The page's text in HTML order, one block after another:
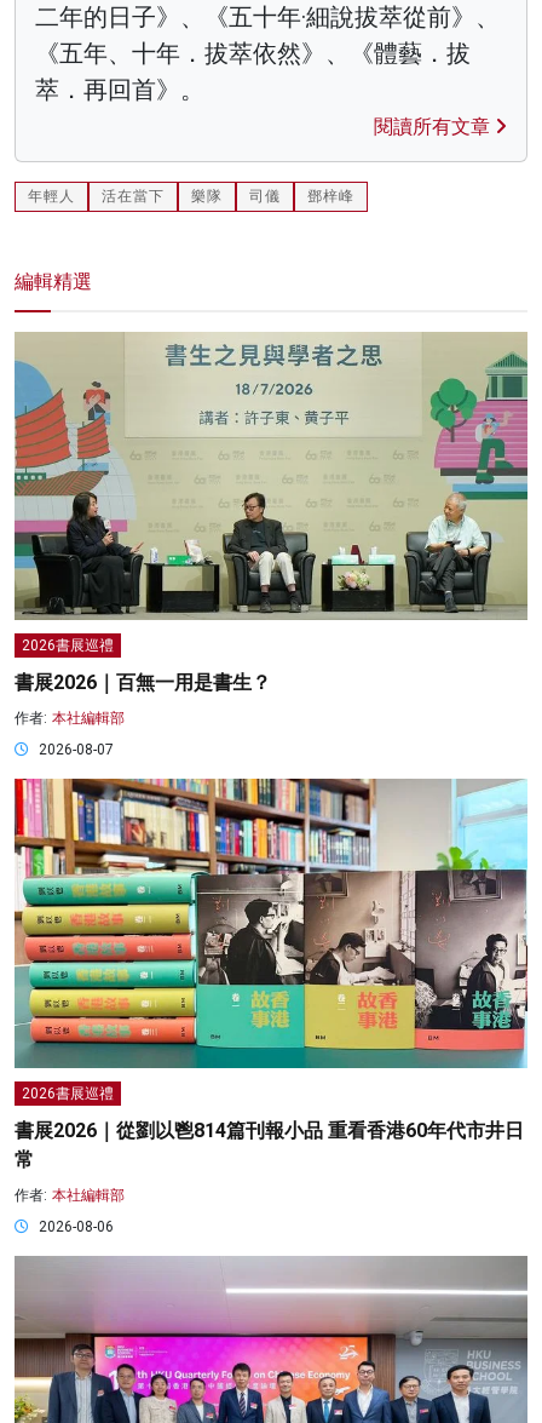
二年的日子》、《五十年·細說拔萃從前》、
《五年、十年．拔萃依然》、《體藝．拔
萃．再回首》。
閱讀所有文章
年輕人 活在當下 樂隊 司儀 鄧梓峰
編輯精選
2026書展巡禮
書展2026｜百無一用是書生？
作者: 本社編輯部
2026-08-07
2026書展巡禮
書展2026｜從劉以鬯814篇刊報小品 重看香港60年代市井日
常
作者: 本社編輯部
2026-08-06